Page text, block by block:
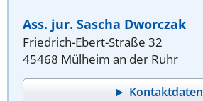
Ass. jur. Sascha Dworczak
Friedrich-Ebert-Straße 32
45468 Mülheim an der Ruhr
Kontaktdaten